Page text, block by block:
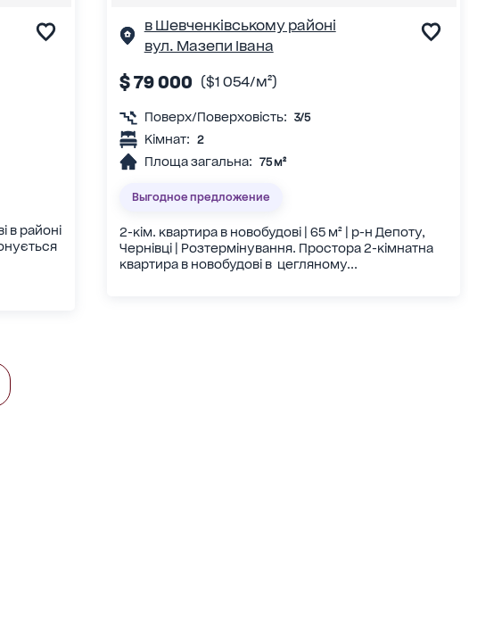
в районі
в Шевченківському районі
вул. Мазепи Івана
$ 79 000 ($1 054/м²)
Поверх/Поверховість: 3/5
Кімнат: 2
Площа загальна: 75 м²
Выгодное предложение
2-кім. квартира в новобудові | 65 м² | р-н Депоту,
Чернівці | Розтермінування. Простора 2-кімнатна
квартира в новобудові в цегляному...